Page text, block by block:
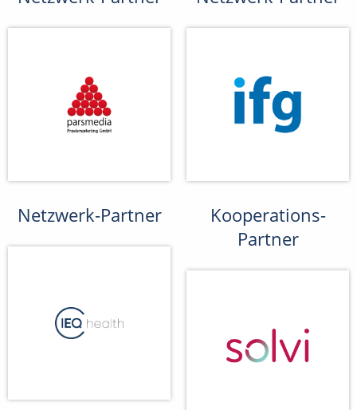
Netzwerk-Partner
Kooperations-
Partner